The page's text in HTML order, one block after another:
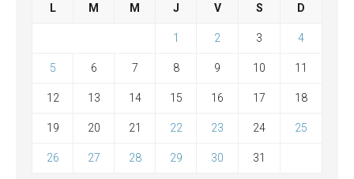
L M M J V S D
1 2 3 4
5 6 7 8 9 10 11
12 13 14 15 16 17 18
19 20 21 22 23 24 25
26 27 28 29 30 31